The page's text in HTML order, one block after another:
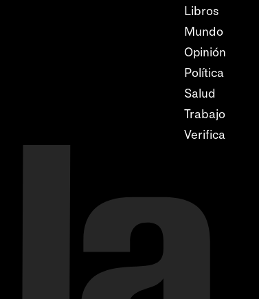
Libros
Mundo
Opinión
Política
Salud
Trabajo
Verifica